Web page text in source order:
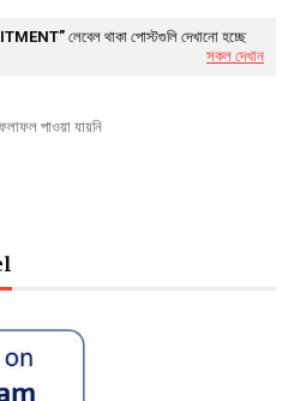
লেবেল থাকা পোস্টগুলি দেখানো হচ্ছে
সকল দেখান
পাওয়া যায়নি